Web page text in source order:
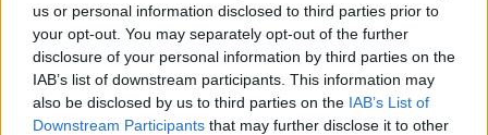
us or personal information disclosed to third parties prior to
your opt-out. You may separately opt-out of the further
disclosure of your personal information by third parties on the
IAB’s list of downstream participants. This information may
also be disclosed by us to third parties on the IAB’s List of
Downstream Participants that may further disclose it to other
Extrák Hi-Res Wireless audio
EGYÉB
Vibra jelzés alap szolgáltatás